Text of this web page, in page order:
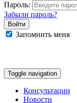
Пароль:
Забыли пароль?
Запомнить меня
Toggle navigation
Консультации
Новости